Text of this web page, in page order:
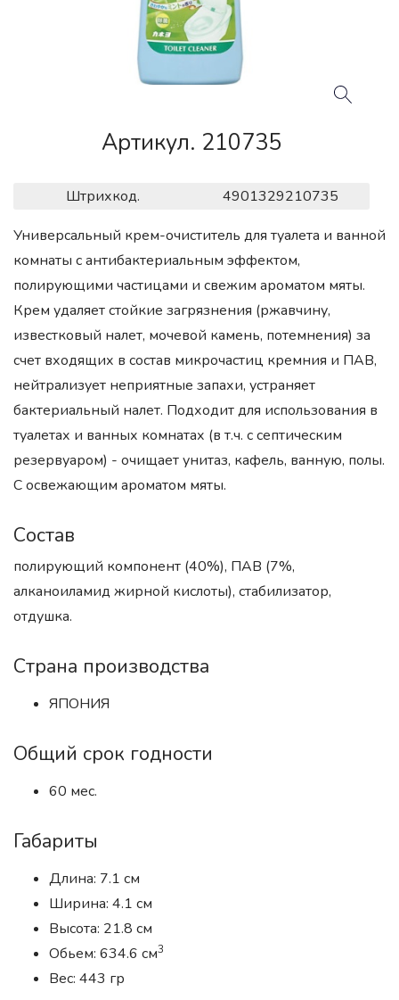
Артикул. 210735
Штрихкод.
4901329210735
Универсальный крем-очиститель для туалета и ванной
комнаты с антибактериальным эффектом,
полирующими частицами и свежим ароматом мяты.
Крем удаляет стойкие загрязнения (ржавчину,
известковый налет, мочевой камень, потемнения) за
счет входящих в состав микрочастиц кремния и ПАВ,
нейтрализует неприятные запахи, устраняет
бактериальный налет. Подходит для использования в
туалетах и ванных комнатах (в т.ч. с септическим
резервуаром) - очищает унитаз, кафель, ванную, полы.
С освежающим ароматом мяты.
Состав
полирующий компонент (40%), ПАВ (7%,
алканоиламид жирной кислоты), стабилизатор,
отдушка.
Страна производства
ЯПОНИЯ
Общий срок годности
60 мес.
Габариты
Длина: 7.1 см
Ширина: 4.1 см
Высота: 21.8 см
Обьем: 634.6 см3
Вес: 443 гр